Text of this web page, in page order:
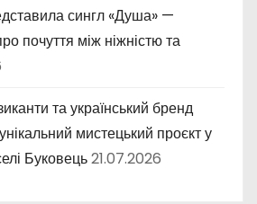
сингл «Душа» —
почуття між ніжністю та
та український бренд
мистецький проєкт у
Буковець21.07.2026